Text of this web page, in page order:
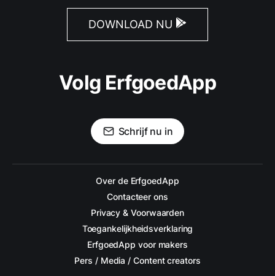
DOWNLOAD NU
Volg ErfgoedApp
Schrijf nu in
Over de ErfgoedApp
Contacteer ons
Privacy & Voorwaarden
Toegankelijkheidsverklaring
ErfgoedApp voor makers
Pers / Media / Content creators